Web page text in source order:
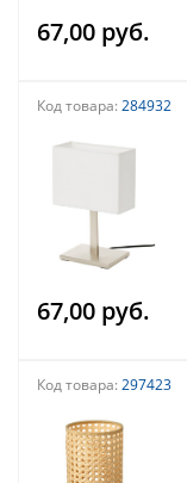
67,00 руб.
Код товара: 284932
67,00 руб.
Код товара: 297423